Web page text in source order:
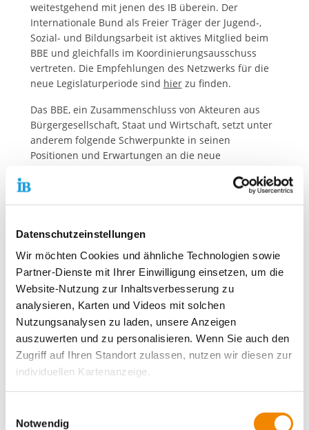
Datenschutzeinstellungen
Wir möchten Cookies und ähnliche Technologien sowie
Partner-Dienste mit Ihrer Einwilligung einsetzen, um die
Website-Nutzung zur Inhaltsverbesserung zu
analysieren, Karten und Videos mit solchen
Nutzungsanalysen zu laden, unsere Anzeigen
auszuwerten und zu personalisieren. Wenn Sie auch den
Zugriff auf Ihren Standort zulassen, nutzen wir diesen zur
individuellen Kartenanzeige.
unsere Partner Daten wie Ihre IP-Adresse und
Notwendig
weitestgehend mit jenen des IB überein. Der
Internationale Bund als Freier Träger der Jugend-,
Sozial- und Bildungsarbeit ist aktives Mitglied beim
BBE und gleichfalls im Koordinierungsausschuss
vertreten. Die Empfehlungen des Netzwerks für die
neue Legislaturperiode sind hierzu finden.
Das BBE, ein Zusammenschluss von Akteuren aus
Bürgergesellschaft, Staat und Wirtschaft, setzt unter
anderem folgende Schwerpunkte in seinen
Positionen und Erwartungen an die neue
eine lebendige Zivilgesellschaft, mehr soziale
Diskriminierung sowie eine weiterhin feste
IB hat eigene politische Kampagne zur
Bundestagswahl gestartet
Dies entspricht den politischen Werten und
Vorstellungen des Internationalen Bundes. Seit
dieser Woche läuft auch die Kommunikations-
Kampagne des IB zur Bundestagswahl 2021. Darin
wird die Organisation Stück für Stück ihre Positionen
und Erwartungen für die neue Legislaturperiode
positive Veränderungen im Sinne der